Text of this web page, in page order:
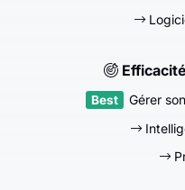
Gérer